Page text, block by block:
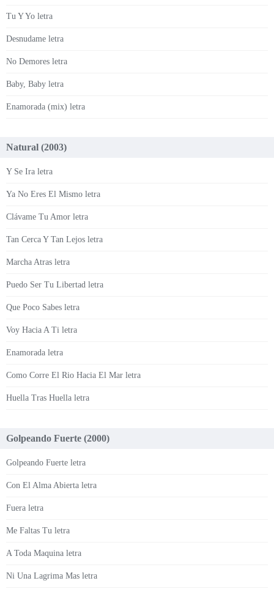
Tu Y Yo letra
Desnudame letra
No Demores letra
Baby, Baby letra
Enamorada (mix) letra
Natural (2003)
Y Se Ira letra
Ya No Eres El Mismo letra
Clávame Tu Amor letra
Tan Cerca Y Tan Lejos letra
Marcha Atras letra
Puedo Ser Tu Libertad letra
Que Poco Sabes letra
Voy Hacia A Ti letra
Enamorada letra
Como Corre El Rio Hacia El Mar letra
Huella Tras Huella letra
Golpeando Fuerte (2000)
Golpeando Fuerte letra
Con El Alma Abierta letra
Fuera letra
Me Faltas Tu letra
A Toda Maquina letra
Ni Una Lagrima Mas letra